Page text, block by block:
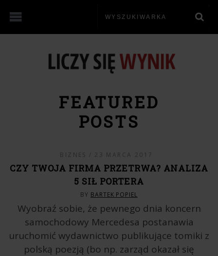
FEATURED
POSTS
BIZNES 23 MARCA 2017
CZY TWOJA FIRMA PRZETRWA? ANALIZA
5 SIŁ PORTERA
BY BARTEK POPIEL
Wyobraź sobie, że pewnego dnia koncern
samochodowy Mercedesa postanawia
uruchomić wydawnictwo publikujące tomiki z
polską poezją (bo np. zarząd okazał się